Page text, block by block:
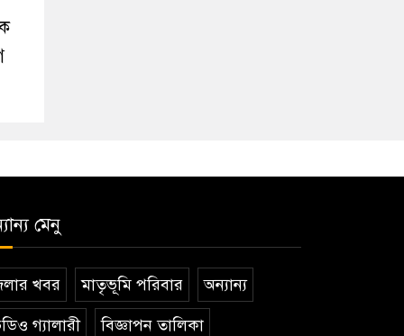
মেনু
খবর মাতৃভূমি পরিবার অন্যান্য
গ্যালারী বিজ্ঞাপন তালিকা